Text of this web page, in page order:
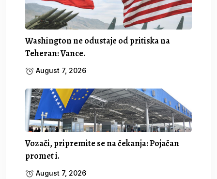
Washington ne odustaje od pritiska na
Teheran: Vance.
August 7, 2026
Vozači, pripremite se na čekanja: Pojačan
promet i.
August 7, 2026